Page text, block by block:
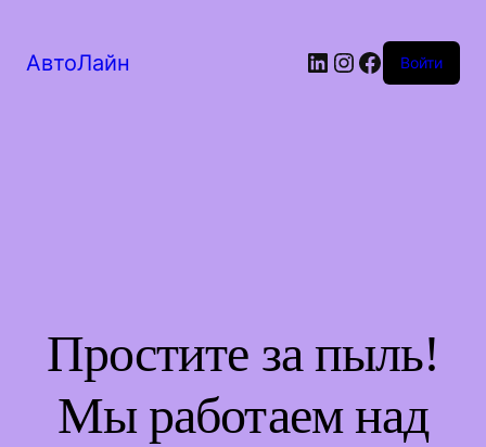
АвтоЛайн LinkedIn
Instagram
Facebook
Войти
Простите за пыль!
Мы работаем над